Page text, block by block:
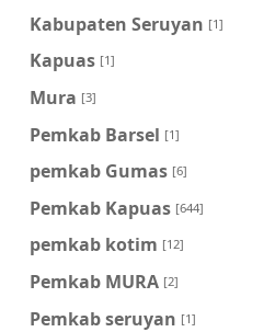
Kabupaten Seruyan [1]
Kapuas [1]
Mura [3]
Pemkab Barsel [1]
pemkab Gumas [6]
Pemkab Kapuas [644]
pemkab kotim [12]
Pemkab MURA [2]
Pemkab seruyan [1]